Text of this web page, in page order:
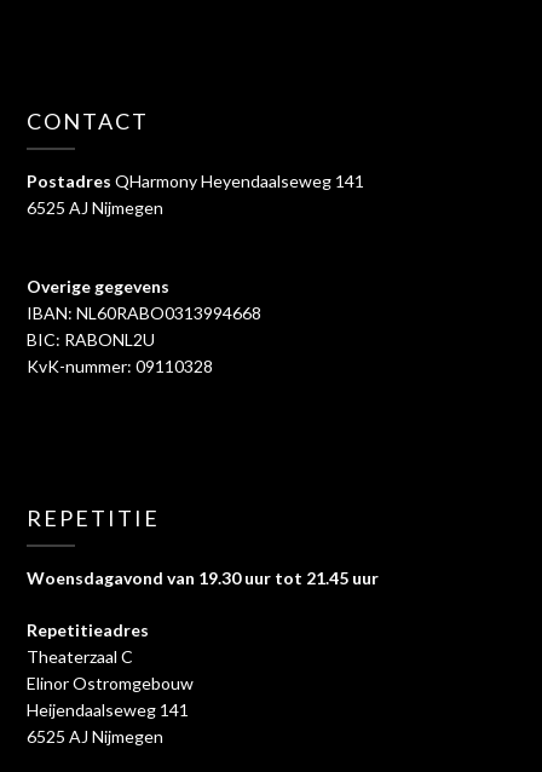
CONTACT
Postadres QHarmony Heyendaalseweg 141
6525 AJ Nijmegen
Overige gegevens
IBAN: NL60RABO0313994668
BIC: RABONL2U
KvK-nummer: 09110328
REPETITIE
Woensdagavond van 19.30 uur tot 21.45 uur
Repetitieadres
Theaterzaal C
Elinor Ostromgebouw
Heijendaalseweg 141
6525 AJ Nijmegen